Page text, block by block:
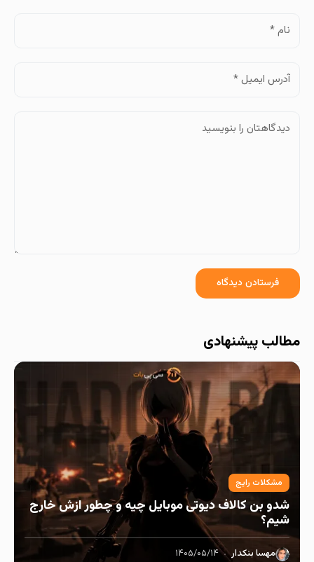
مطالب پیشنهادی
مشکلات رایج
شدو بن کالاف دیوتی موبایل چیه و چطور ازش خارج
شیم؟
مهسا بنکدار ۱۴۰۵/۰۵/۱۴